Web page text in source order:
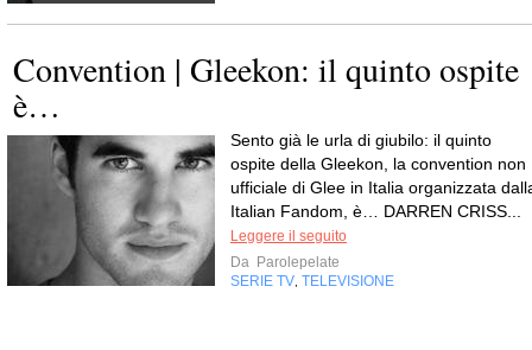
Convention | Gleekon: il quinto ospite
è…
Sento già le urla di giubilo: il quinto
ospite della Gleekon, la convention non
ufficiale di Glee in Italia organizzata
Italian Fandom, è… DARREN CRISS...
Leggere il seguito
Da Parolepelate
SERIE TV TELEVISIONE